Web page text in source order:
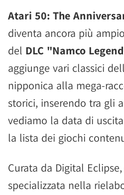
Atari 50: The
diventa ancora più
del DLC "Namco
aggiunge vari classici
nipponica alla mega-
storici, inserendo tra gli
vediamo la data di
la lista dei giochi
Curata da Digital
specializzata nella